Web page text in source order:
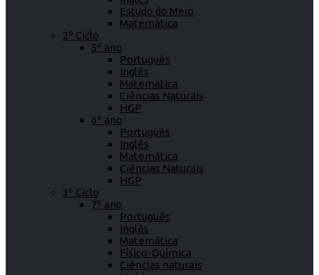
Estudo do Meio
Matemática
2º Ciclo
5º ano
Português
Inglês
Matemática
Ciências Naturais
HGP
6º ano
Português
Inglês
Matemática
Ciências Naturais
HGP
3º Ciclo
7º ano
Português
Inglês
Matemática
Físico-Química
Ciências naturais